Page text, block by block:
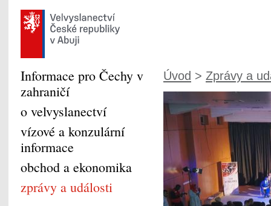
Úvod > Zprávy a
Informace pro Čechy v
zahraničí
o velvyslanectví
vízové a konzulární
informace
obchod a ekonomika
zprávy a události